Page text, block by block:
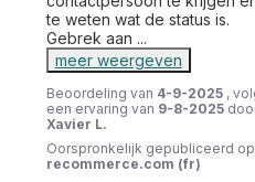
te weten wat de status is.
Gebrek aan ...
meer weergeven
Beoordeling van 4-9-2025 ,
een ervaring van 9-8-2025
Xavier L.
Oorspronkelijk gepubliceerd op
recommerce.com (fr)